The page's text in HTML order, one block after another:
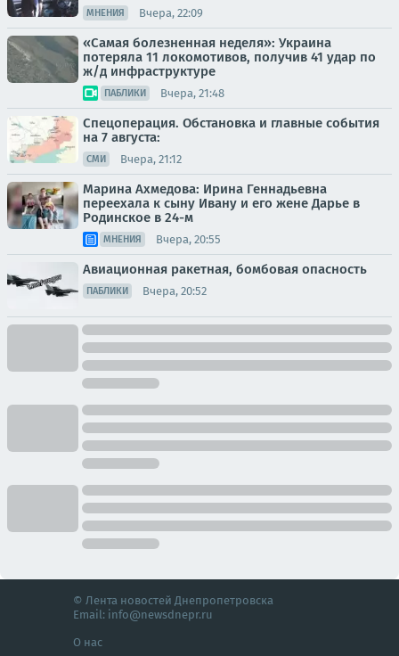
МНЕНИЯ Вчера, 22:09
«Самая болезненная неделя»: Украина
потеряла 11 локомотивов, получив 41 удар по
ж/д инфраструктуре
ПАБЛИКИ Вчера, 21:48
Спецоперация. Обстановка и главные события
на 7 августа:
СМИ Вчера, 21:12
Марина Ахмедова: Ирина Геннадьевна
переехала к сыну Ивану и его жене Дарье в
Родинское в 24-м
МНЕНИЯ Вчера, 20:55
Авиационная ракетная, бомбовая опасность
ПАБЛИКИ Вчера, 20:52
© Лента новостей Днепропетровска
Email: info@newsdnepr.ru
О нас